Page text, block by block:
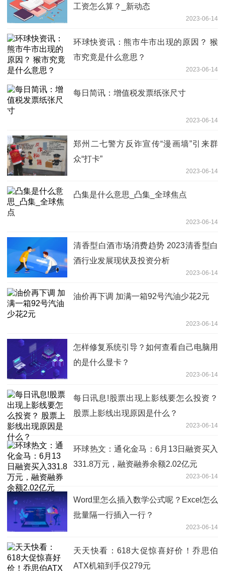
工资怎么算？_新动态
2023-06-14
环球快资讯：熊市牛市出现的原因？ 猴
市究竟是什么意思？
2023-06-14
每日简讯：增值税发票纸张尺寸
2023-06-14
郑州二七警方反诈宣传“漫画墙”引来群
众“打卡”
2023-06-14
凸集是什么意思_凸集_全球焦点
2023-06-14
清香型白酒市场消费趋势 2023清香型白
酒行业发展现状及投资分析
2023-06-14
油价再下调 加满一箱92号汽油少花2元
2023-06-14
怎样修复系统引导？如何查看自己电脑用
的是什么显卡？
2023-06-14
每日讯息!股票出现上影线要怎么投资？
股票上影线出现原因是什么？
2023-06-14
环球热文：通化金马：6月13日融资买入
331.8万元，融资融券余额2.02亿元
2023-06-14
Word里怎么插入数学公式呢？Excel怎么
批量隔一行插入一行？
2023-06-14
天天快看：618大促惊喜好价！乔思伯
ATX机箱到手仅279元